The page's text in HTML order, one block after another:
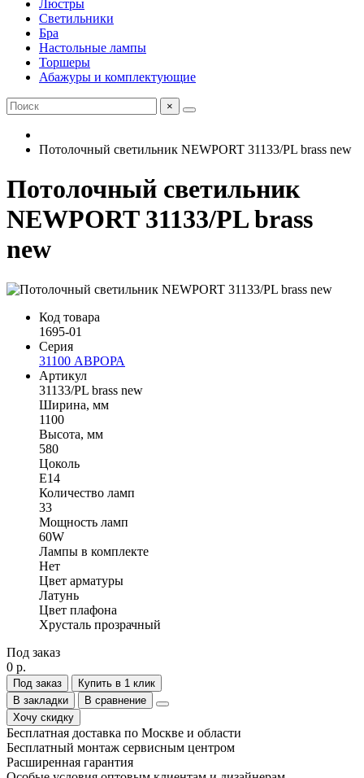
Люстры
Светильники
Бра
Настольные лампы
Торшеры
Абажуры и комплектующие
×
Потолочный светильник NEWPORT 31133/PL brass new
Потолочный светильник
NEWPORT 31133/PL brass
new
Код товара
1695-01
Серия
31100 АВРОРА
Артикул
31133/PL brass new
Ширина, мм
1100
Высота, мм
580
Цоколь
E14
Количество ламп
33
Мощность ламп
60W
Лампы в комплекте
Нет
Цвет арматуры
Латунь
Цвет плафона
Хрусталь прозрачный
Под заказ
0 р.
Под заказ
Купить в 1 клик
В закладки
В сравнение
Хочу скидку
Бесплатная доставка по Москве и области
Бесплатный монтаж сервисным центром
Расширенная гарантия